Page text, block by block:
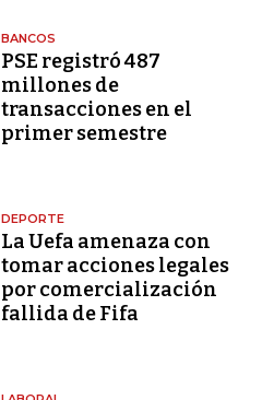
BANCOS
PSE registró 487
millones de
transacciones en el
primer semestre
DEPORTE
La Uefa amenaza con
tomar acciones legales
por comercialización
fallida de Fifa